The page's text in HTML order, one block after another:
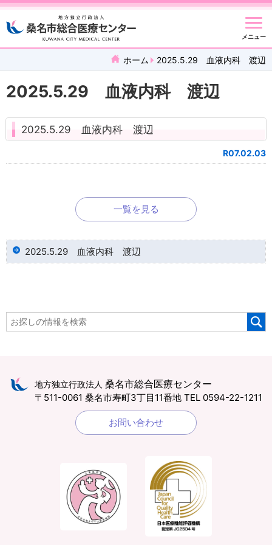
メニュー
ホーム 2025.5.29 血液内科 渡辺
2025.5.29 血液内科 渡辺
2025.5.29 血液内科 渡辺
R07.02.03
一覧を見る
2025.5.29 血液内科 渡辺
地方独立行政法人 桑名市総合医療センター
〒511-0061 桑名市寿町3丁目11番地 TEL 0594-22-1211
お問い合わせ